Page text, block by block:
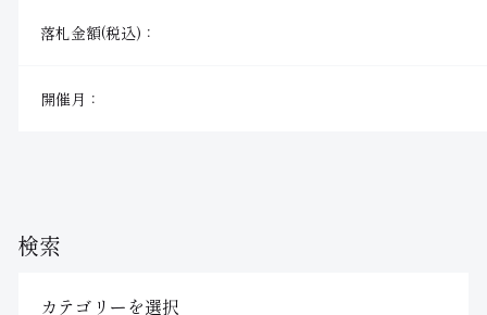
検索
落札金額(税込)：
開催月：